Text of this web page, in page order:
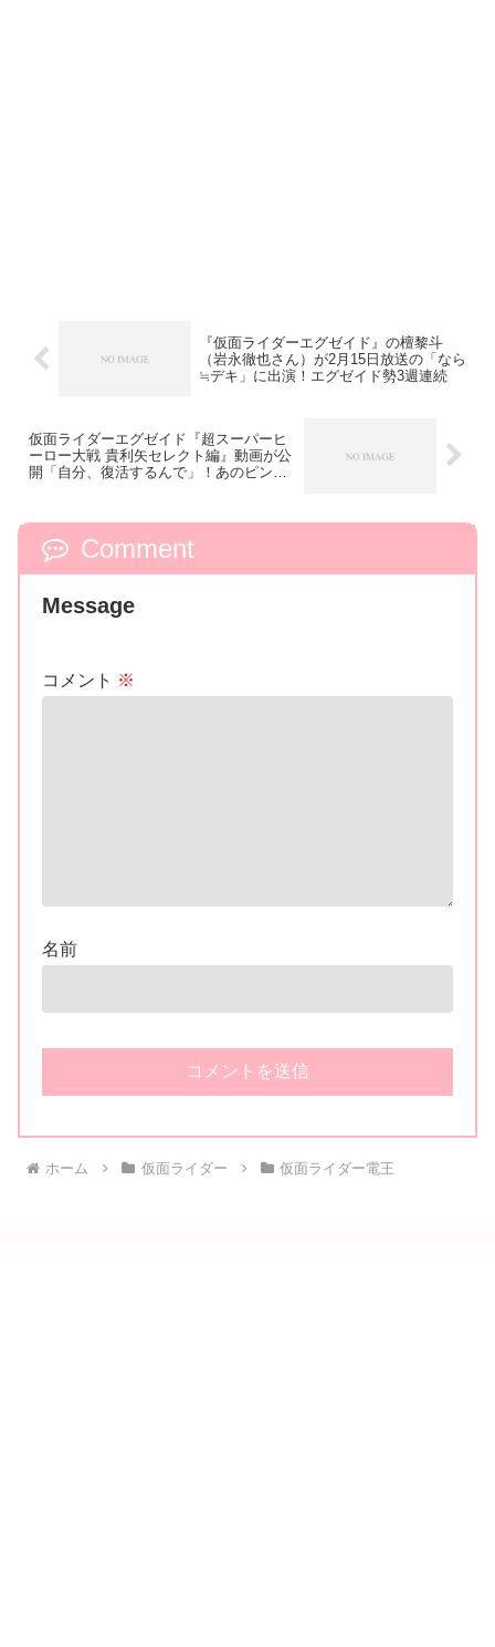
『仮面ライダーエグゼイド』の檀黎斗
（岩永徹也さん）が2月15日放送の「なら
≒デキ」に出演！エグゼイド勢3週連続
仮面ライダーエグゼイド『超スーパーヒ
ーロー大戦 貴利矢セレクト編』動画が公
開「自分、復活するんで」！あのピンク
Comment
Message
コメント ※
名前
ホーム 仮面ライダー 仮面ライダー電王